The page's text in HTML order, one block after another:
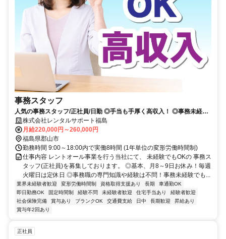
事務スタッフ
人気の事務スタッフ/正社員/日勤 ◎手当も手厚く高収入！ ◎事務未経験
でもOK！研修制度も充実！
株式会社レンタルサポート福島
月給220,000円～260,000円
福島県郡山市
勤務時間 9:00～18:00内で実働8時間 (1年単位の変形労働時間制)
仕事内容 レントオール事業を行う当社にて、 未経験でもOKの 事務ス
タッフ(正社員)を募集しております。 ◎基本、月8～9日お休み！毎週
火曜日は定休日 ◎事務職の専門知識や経験は不問！事務未経験でも...
業界未経験者歓迎 変形労働時間制 資格取得支援あり 長期
車通勤OK
即日勤務OK
固定時間制 経験不問 未経験者歓迎 住宅手当あり
経験者歓迎
社会保険完備
賞与あり ブランクOK 交通費支給 日中 長期歓迎
昇給あり
賞与年2回あり
正社員